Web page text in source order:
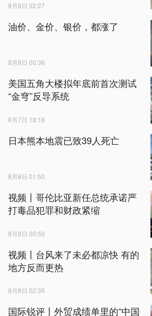
8月8日 02:27
油价、金价、银价，都涨了
8月8日 00:36
美国五角大楼拟年底前首次测试
“金穹”反导系统
8月7日 18:18
日本熊本地震已致39人死亡
8月8日 01:50
视频丨哥伦比亚新任总统承诺严
打毒品犯罪和财政紧缩
8月8日 00:50
视频丨台风来了未必都凉快 有的
地方反而更热
8月8日 02:35
国际锐评丨外贸成绩单里的“中国